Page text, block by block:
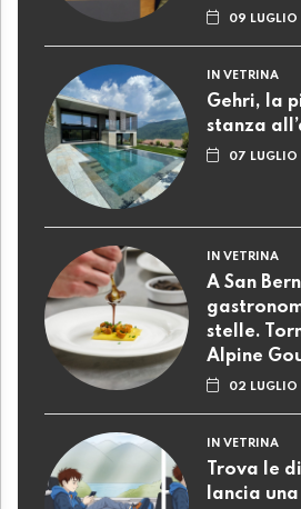
09
IN VETRINA
Gehri, la
stanza
07
IN VETRINA
A San
stelle.
Alpine
02
IN VETRINA
Trova le
lancia